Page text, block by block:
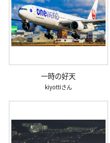
一時の好天
kiyotti